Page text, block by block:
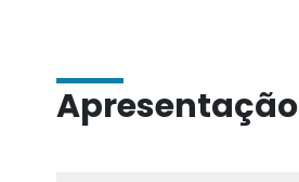
Apresentação